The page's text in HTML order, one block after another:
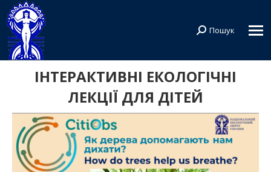
Search:
Пошук
ІНТЕРАКТИВНІ ЕКОЛОГІЧНІ
ЛЕКЦІЇ ДЛЯ ДІТЕЙ